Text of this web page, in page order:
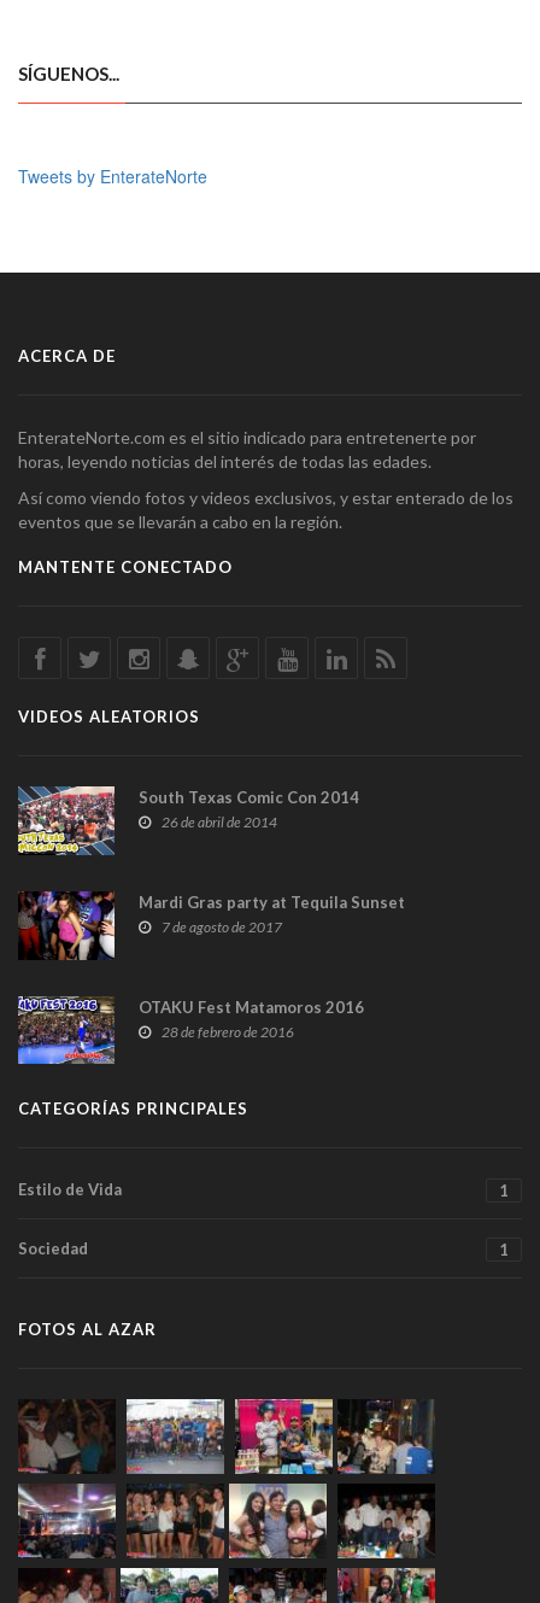
SÍGUENOS...
Tweets by EnterateNorte
ACERCA DE
EnterateNorte.com es el sitio indicado para entretenerte por
horas, leyendo noticias del interés de todas las edades.
Así como viendo fotos y videos exclusivos, y estar enterado de los
eventos que se llevarán a cabo en la región.
MANTENTE CONECTADO
VIDEOS ALEATORIOS
South Texas Comic Con 2014
26 de abril de 2014
Mardi Gras party at Tequila Sunset
7 de agosto de 2017
OTAKU Fest Matamoros 2016
28 de febrero de 2016
CATEGORÍAS PRINCIPALES
Estilo de Vida 1
Sociedad 1
FOTOS AL AZAR